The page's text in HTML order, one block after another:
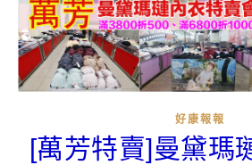
好康報報
[萬芳特賣]曼黛瑪